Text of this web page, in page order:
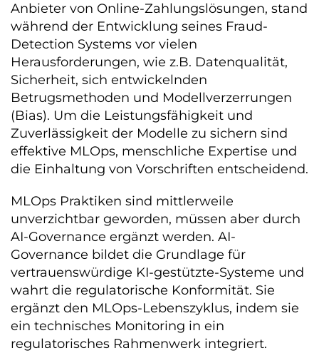
Anbieter von Online-Zahlungslösungen, stand
während der Entwicklung seines Fraud-
Detection Systems vor vielen
Herausforderungen, wie z.B. Datenqualität,
Sicherheit, sich entwickelnden
Betrugsmethoden und Modellverzerrungen
(Bias). Um die Leistungsfähigkeit und
Zuverlässigkeit der Modelle zu sichern sind
effektive MLOps, menschliche Expertise und
die Einhaltung von Vorschriften entscheidend.
MLOps Praktiken sind mittlerweile
unverzichtbar geworden, müssen aber durch
AI-Governance ergänzt werden. AI-
Governance bildet die Grundlage für
vertrauenswürdige KI-gestützte-Systeme und
wahrt die regulatorische Konformität. Sie
ergänzt den MLOps-Lebenszyklus, indem sie
ein technisches Monitoring in ein
regulatorisches Rahmenwerk integriert.